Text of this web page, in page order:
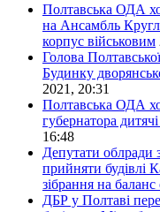
Полтавська ОДА
на Ансамбль
корпус військовим
Голова
Будинку
2021, 20:31
Полтавська ОДА
губернатора
16:48
Депутати облради
прийняти будівлі
зібрання на баланс
ДБР у Полтаві